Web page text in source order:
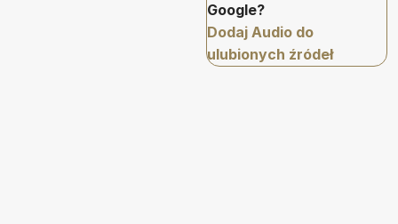
Google?
Dodaj Audio do
ulubionych źródeł